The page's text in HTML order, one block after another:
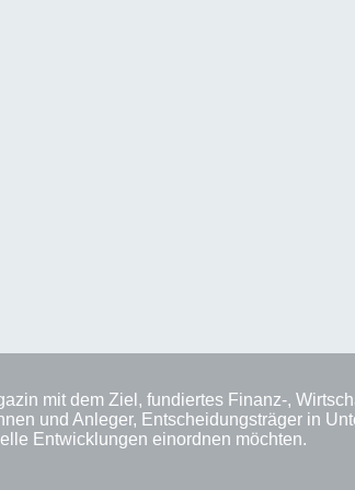
mit dem Ziel, fundiertes Finanz-,
und Anleger, Entscheidungsträger in
Entwicklungen einordnen möchten.